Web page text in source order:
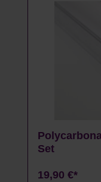
Set
19,90 €*